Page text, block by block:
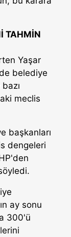
TAHMİN
Yaşar
belediye
meclis
başkanları
dengeleri
ay sonu
300'ü